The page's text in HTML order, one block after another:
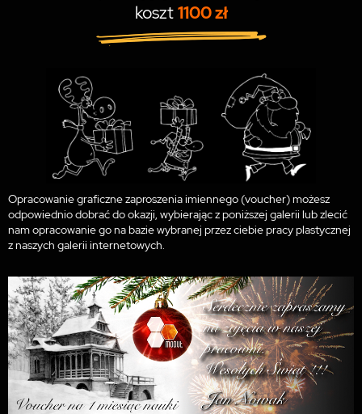
koszt1100 zł
Opracowanie graficzne zaproszenia imiennego (voucher) możesz
odpowiednio dobrać do okazji, wybierając z poniższej galerii lub zlecić
nam opracowanie go na bazie wybranej przez ciebie pracy plastycznej
z naszych galerii internetowych.